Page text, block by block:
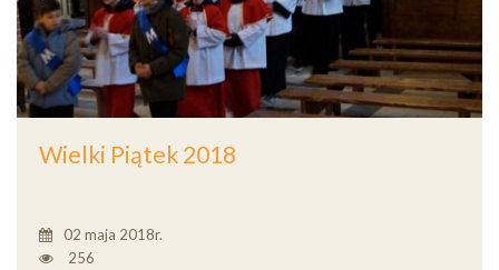
Wielki Piątek 2018
02 maja 2018r.
256